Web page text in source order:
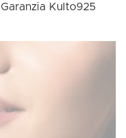
Garanzia Kulto925